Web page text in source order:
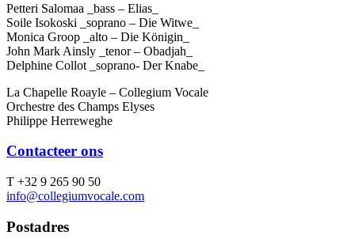
Petteri Salomaa _bass – Elias_
Soile Isokoski _soprano – Die Witwe_
Monica Groop _alto – Die Königin_
John Mark Ainsly _tenor – Obadjah_
Delphine Collot _soprano- Der Knabe_
La Chapelle Roayle – Collegium Vocale
Orchestre des Champs Elyses
Philippe Herreweghe
Contacteer ons
T +32 9 265 90 50
info@collegiumvocale.com
Postadres